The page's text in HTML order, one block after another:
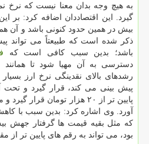
به هیچ وجه بدان معنا نیست که نرخ
گیرد. این اقتصاددان اضافه کرد: بر
بیش در همین حدود کنونی باشد و آن هم
ذکر شده است که طبیعتاً می تواند
باشد؛ بدین سبب کافی است که
رشدهای بالای نقدینگی نرخ ارز بسیار
پیش بینی می کند، قرار گیرد و تحت
پایین تر از ۲۰ هزار تومان
آورد. وی اشاره کرد: بدین سبب با
که مثل بقیه قیمت ها گرفتار جهش
بود، می تواند به رقم های پایین تر از